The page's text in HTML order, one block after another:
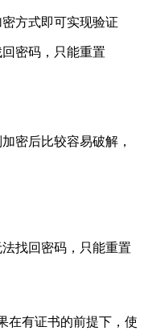
方式即可实现验证
密码，只能重置
密后比较容易破解，
找回密码，只能重置
在有证书的前提下，使